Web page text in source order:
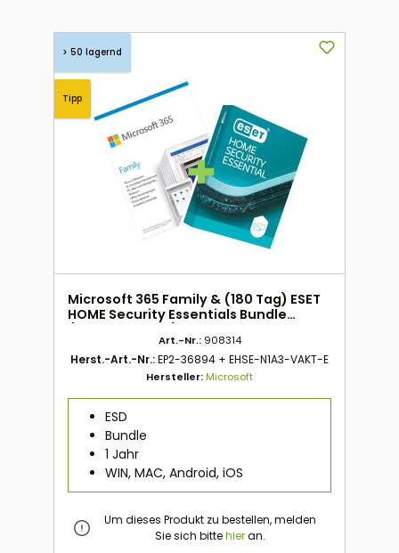
> 50 lagernd
Tipp
Microsoft 365 Family & (180 Tag) ESET
HOME Security Essentials Bundle
(Bundle - 1 Jahr) ESD
Art.-Nr.: 908314
Herst.-Art.-Nr.:EP2-36894 + EHSE-N1A3-VAKT-E
Hersteller:Microsoft
ESD
Bundle
1 Jahr
WIN, MAC, Android, iOS
Um dieses Produkt zu bestellen, melden
Sie sich bittehieran.